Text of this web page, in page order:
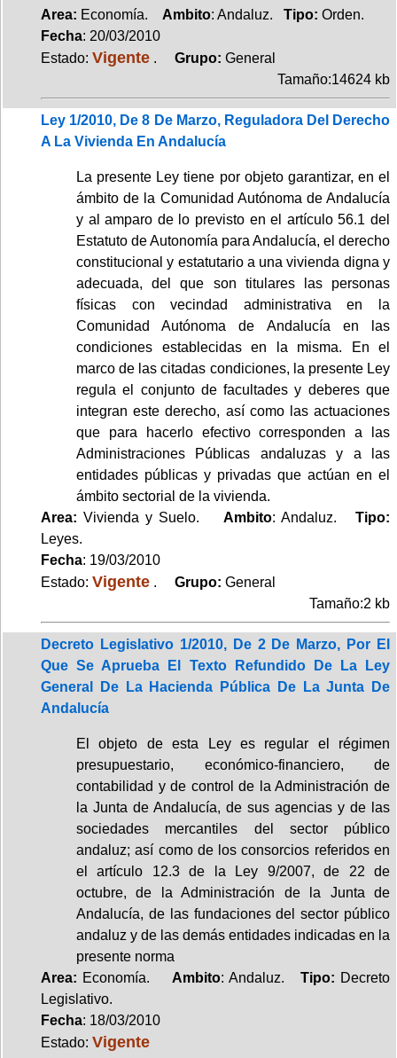
Area: Economía. Ambito: Andaluz. Tipo: Orden.
Fecha: 20/03/2010
Estado: Vigente . Grupo: General
Tamaño:14624 kb
Ley 1/2010, De 8 De Marzo, Reguladora Del Derecho
A La Vivienda En Andalucía
La presente Ley tiene por objeto garantizar, en el
ámbito de la Comunidad Autónoma de Andalucía
y al amparo de lo previsto en el artículo 56.1 del
Estatuto de Autonomía para Andalucía, el derecho
constitucional y estatutario a una vivienda digna y
adecuada, del que son titulares las personas
físicas con vecindad administrativa en la
Comunidad Autónoma de Andalucía en las
condiciones establecidas en la misma. En el
marco de las citadas condiciones, la presente Ley
regula el conjunto de facultades y deberes que
integran este derecho, así como las actuaciones
que para hacerlo efectivo corresponden a las
Administraciones Públicas andaluzas y a las
entidades públicas y privadas que actúan en el
ámbito sectorial de la vivienda.
Area: Vivienda y Suelo.Ambito: Andaluz.Tipo:
Leyes.
Fecha: 19/03/2010
Estado: Vigente . Grupo: General
Tamaño:2 kb
Decreto Legislativo 1/2010, De 2 De Marzo, Por El
Que Se Aprueba El Texto Refundido De La Ley
General De La Hacienda Pública De La Junta De
Andalucía
El objeto de esta Ley es regular el régimen
presupuestario, económico-financiero, de
contabilidad y de control de la Administración de
la Junta de Andalucía, de sus agencias y de las
sociedades mercantiles del sector público
andaluz; así como de los consorcios referidos en
el artículo 12.3 de la Ley 9/2007, de 22 de
octubre, de la Administración de la Junta de
Andalucía, de las fundaciones del sector público
andaluz y de las demás entidades indicadas en la
presente norma
Area: Economía. Ambito: Andaluz. Tipo: Decreto
Legislativo.
Fecha: 18/03/2010
Estado: Vigente